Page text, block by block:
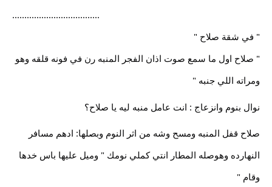
....................................
" في شقة صلاح "
" صلاح اول ما سمع صوت اذان الفجر المنبه رن في فونه قلقه وهو
ومراته اللي جنبه "
نوال بنوم وانزعاج : انت عامل منبه ليه يا صلاح؟
صلاح قفل المنبه ومسح وشه من اثر النوم وبصلها: ادهم مسافر
النهارده وهوصله المطار انتي كملي نومك " وميل عليها باس خدها
وقام "